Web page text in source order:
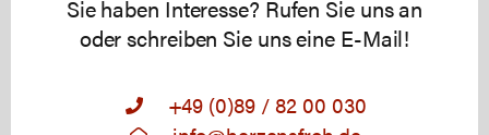
Sie haben Interesse? Rufen Sie uns an
oder schreiben Sie uns eine E-Mail!
+49 (0)89 / 82 00 030